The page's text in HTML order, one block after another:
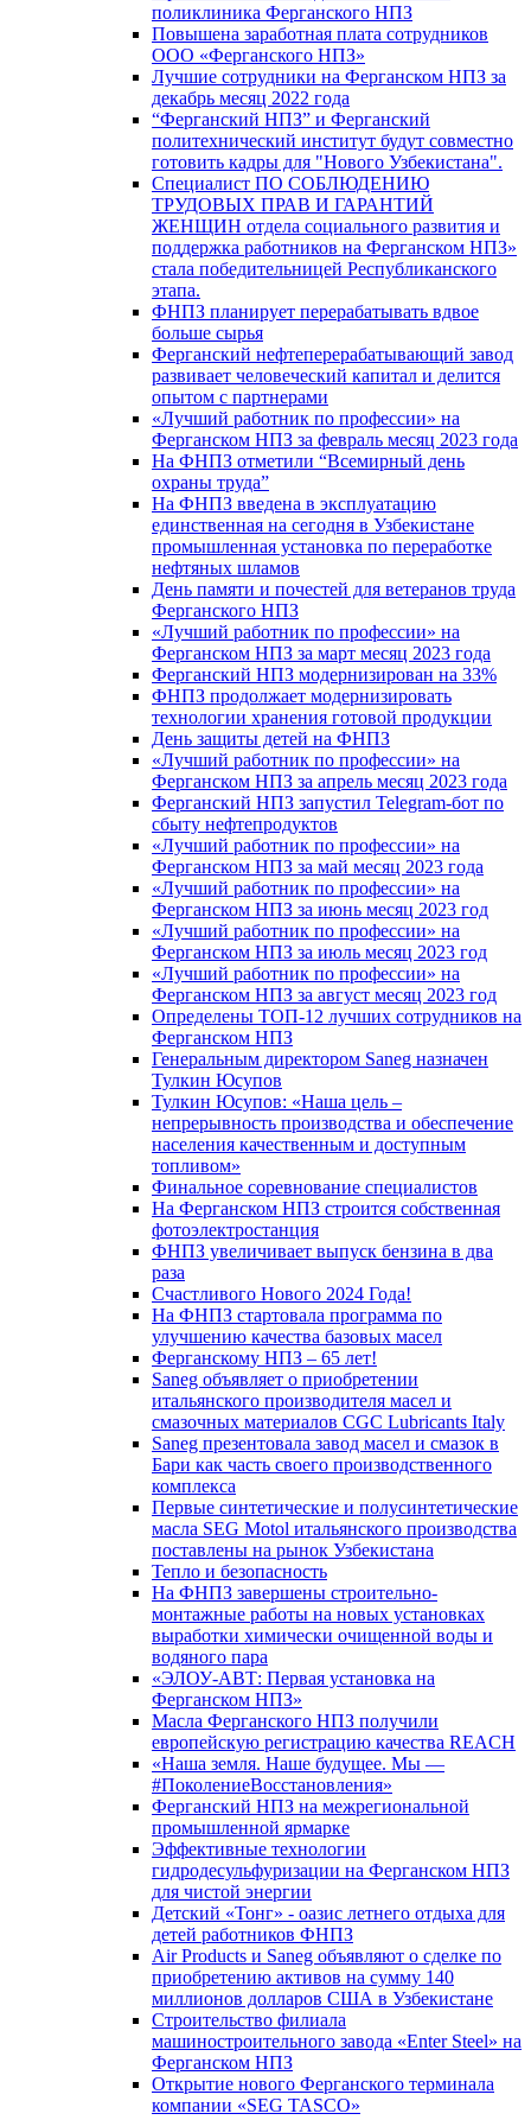
поликлиника Ферганского НПЗ
Повышена заработная плата сотрудников
ООО «Ферганского НПЗ»
Лучшие сотрудники на Ферганском НПЗ за
декабрь месяц 2022 года
“Ферганский НПЗ” и Ферганский
политехнический институт будут совместно
готовить кадры для "Нового Узбекистана".
Специалист ПО СОБЛЮДЕНИЮ
ТРУДОВЫХ ПРАВ И ГАРАНТИЙ
ЖЕНЩИН отдела социального развития и
поддержка работников на Ферганском НПЗ»
стала победительницей Республиканского
этапа.
ФНПЗ планирует перерабатывать вдвое
больше сырья
Ферганский нефтеперерабатывающий завод
развивает человеческий капитал и делится
опытом с партнерами
«Лучший работник по профессии» на
Ферганском НПЗ за февраль месяц 2023 года
На ФНПЗ отметили “Всемирный день
охраны труда”
На ФНПЗ введена в эксплуатацию
единственная на сегодня в Узбекистане
промышленная установка по переработке
нефтяных шламов
День памяти и почестей для ветеранов труда
Ферганского НПЗ
«Лучший работник по профессии» на
Ферганском НПЗ за март месяц 2023 года
Ферганский НПЗ модернизирован на 33%
ФНПЗ продолжает модернизировать
технологии хранения готовой продукции
День защиты детей на ФНПЗ
«Лучший работник по профессии» на
Ферганском НПЗ за апрель месяц 2023 года
Ферганский НПЗ запустил Telegram-бот по
сбыту нефтепродуктов
«Лучший работник по профессии» на
Ферганском НПЗ за май месяц 2023 года
«Лучший работник по профессии» на
Ферганском НПЗ за июнь месяц 2023 год
«Лучший работник по профессии» на
Ферганском НПЗ за июль месяц 2023 год
«Лучший работник по профессии» на
Ферганском НПЗ за август месяц 2023 год
Определены ТОП-12 лучших сотрудников на
Ферганском НПЗ
Генеральным директором Saneg назначен
Тулкин Юсупов
Тулкин Юсупов: «Наша цель –
непрерывность производства и обеспечение
населения качественным и доступным
топливом»
Финальное соревнование специалистов
На Ферганском НПЗ строится собственная
фотоэлектростанция
ФНПЗ увеличивает выпуск бензина в два
раза
Счастливого Нового 2024 Года!
На ФНПЗ стартовала программа по
улучшению качества базовых масел
Ферганскому НПЗ – 65 лет!
Saneg объявляет о приобретении
итальянского производителя масел и
смазочных материалов CGC Lubricants Italy
Saneg презентовала завод масел и смазок в
Бари как часть своего производственного
комплекса
Первые синтетические и полусинтетические
масла SEG Motol итальянского производства
поставлены на рынок Узбекистана
Тепло и безопасность
На ФНПЗ завершены строительно-
монтажные работы на новых установках
выработки химически очищенной воды и
водяного пара
«ЭЛОУ-АВТ: Первая установка на
Ферганском НПЗ»
Масла Ферганского НПЗ получили
европейскую регистрацию качества REACH
«Наша земля. Наше будущее. Мы —
#ПоколениеВосстановления»
Ферганский НПЗ на межрегиональной
промышленной ярмарке
Эффективные технологии
гидродесульфуризации на Ферганском НПЗ
для чистой энергии
Детский «Тонг» - оазис летнего отдыха для
детей работников ФНПЗ
Air Products и Saneg объявляют о сделке по
приобретению активов на сумму 140
миллионов долларов США в Узбекистане
Строительство филиала
машиностроительного завода «Enter Steel» на
Ферганском НПЗ
Открытие нового Ферганского терминала
компании «SEG TASCO»